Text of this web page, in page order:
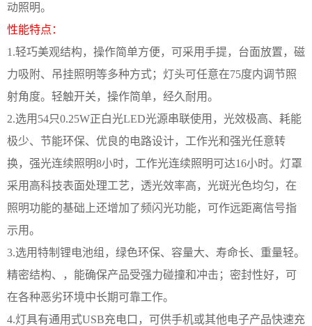
动照明。
性能特点：
1.轻巧美观结构，操作简单方便，可采用手提，台面放置，磁
力吸附、吊挂照明等多种方式；灯头可任意在75度内调节照
射角度。轻触开关，操作简单，经久耐用。
2.选用 54只0.25W正白光LED光源串联使用，光效极高、耗能
极少、 节能环保、优良的电路设计，工作光和强光任意转
换，强光连续照明8小时，工作光连续照明可达16小时。灯罩
采用高科技表面处理工艺，透光效率高，光斑光色均匀，在
照明功能的基础上还增加了频闪光功能，可作远距离信号指
示用。
3.选用特制锂电池组，绿色环保、容量大、寿命长、重量轻。
精密结构、，能确保产品受强力碰撞和冲击；密封性好，可
在各种恶劣环境中长期可靠工作。
4.灯具有通用式USB充电口，可供手机或其他电子产品快速充